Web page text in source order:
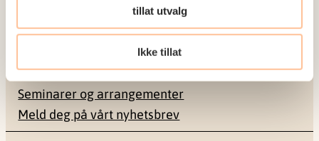
tillat utvalg
Ikke tillat
Ledige stillinger
Prosjekter
Seminarer og arrangementer
Meld deg på vårt nyhetsbrev